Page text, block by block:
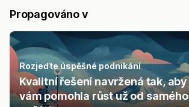
Propagováno v
Rozjeďte úspěšné podnikání
Kvalitní řešení navržená tak, aby
vám pomohla růst už od samého